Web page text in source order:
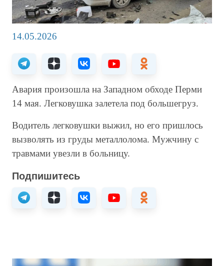
14.05.2026
Авария произошла на Западном обходе Перми
14 мая. Легковушка залетела под большегруз.
Водитель легковушки выжил, но его пришлось
вызволять из груды металлолома. Мужчину с
травмами увезли в больницу.
Подпишитесь